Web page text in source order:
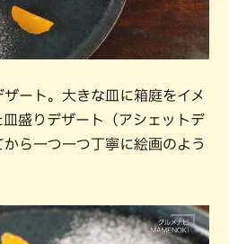
ート。大きな皿に箱庭をイメ
盛りデザート（アシェットデ
ら一つ一つ丁寧に絵画のよう